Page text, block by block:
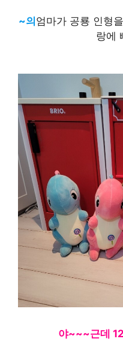
~의엄마가 공룡 인형
랑에
야~~~근데